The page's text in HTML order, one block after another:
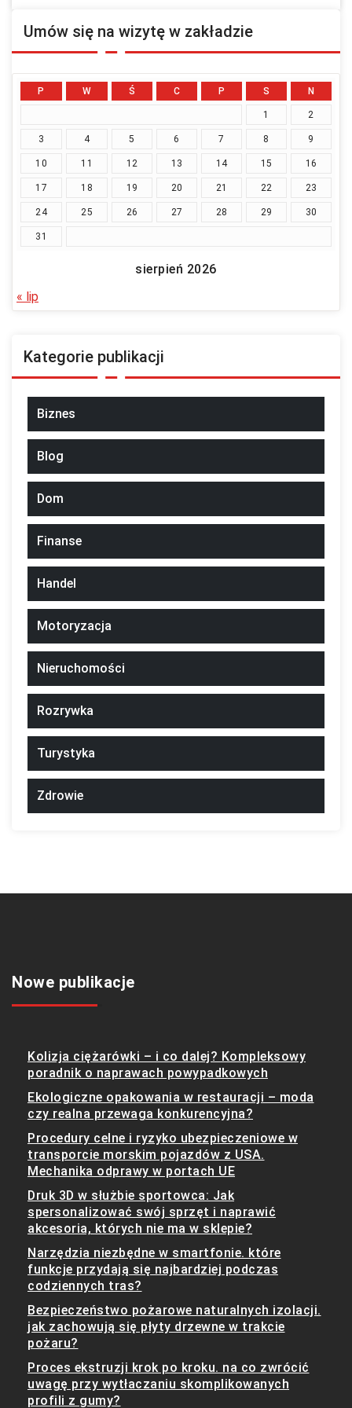
Umów się na wizytę w zakładzie
sierpień 2026
P W Ś C P S N
1 2
3 4 5 6 7 8 9
10 11 12 13 14 15 16
17 18 19 20 21 22 23
24 25 26 27 28 29 30
31
« lip
Kategorie publikacji
Biznes
Blog
Dom
Finanse
Handel
Motoryzacja
Nieruchomości
Rozrywka
Turystyka
Zdrowie
Nowe publikacje
Kolizja ciężarówki – i co dalej? Kompleksowy
poradnik o naprawach powypadkowych
Ekologiczne opakowania w restauracji – moda
czy realna przewaga konkurencyjna?
Procedury celne i ryzyko ubezpieczeniowe w
transporcie morskim pojazdów z USA.
Mechanika odprawy w portach UE
Druk 3D w służbie sportowca: Jak
spersonalizować swój sprzęt i naprawić
akcesoria, których nie ma w sklepie?
Narzędzia niezbędne w smartfonie. które
funkcje przydają się najbardziej podczas
codziennych tras?
Bezpieczeństwo pożarowe naturalnych izolacji.
jak zachowują się płyty drzewne w trakcie
pożaru?
Proces ekstruzji krok po kroku. na co zwrócić
uwagę przy wytłaczaniu skomplikowanych
profili z gumy?